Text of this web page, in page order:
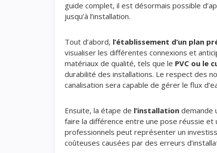
guide complet, il est désormais possible
jusqu’à l’installation.
Tout d’abord, l’établissement d’un plan
visualiser les différentes connexions et
matériaux de qualité, tels que le PVC ou le
durabilité des installations. Le respect des
canalisation sera capable de gérer le flux
Ensuite, la étape de l’installation demande
faire la différence entre une pose réussie et
professionnels peut représenter un
coûteuses causées par des erreurs